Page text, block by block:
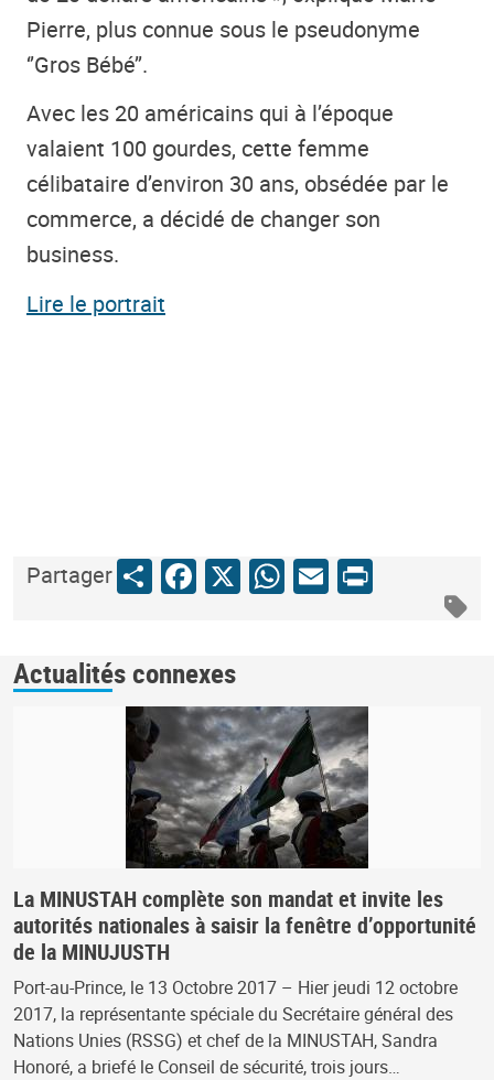
Pierre, plus connue sous le pseudonyme
‘’Gros Bébé’’.
Avec les 20 américains qui à l’époque
valaient 100 gourdes, cette femme
célibataire d’environ 30 ans, obsédée par le
commerce, a décidé de changer son
business.
Lire le portrait
PartagerShareFacebook
X WhatsApp
Email
Print
Actualités connexes
La MINUSTAH complète son mandat et invite les
autorités nationales à saisir la fenêtre d’opportunité
de la MINUJUSTH
Port-au-Prince, le 13 Octobre 2017 – Hier jeudi 12 octobre
2017, la représentante spéciale du Secrétaire général des
Nations Unies (RSSG) et chef de la MINUSTAH, Sandra
Honoré, a briefé le Conseil de sécurité, trois jours…